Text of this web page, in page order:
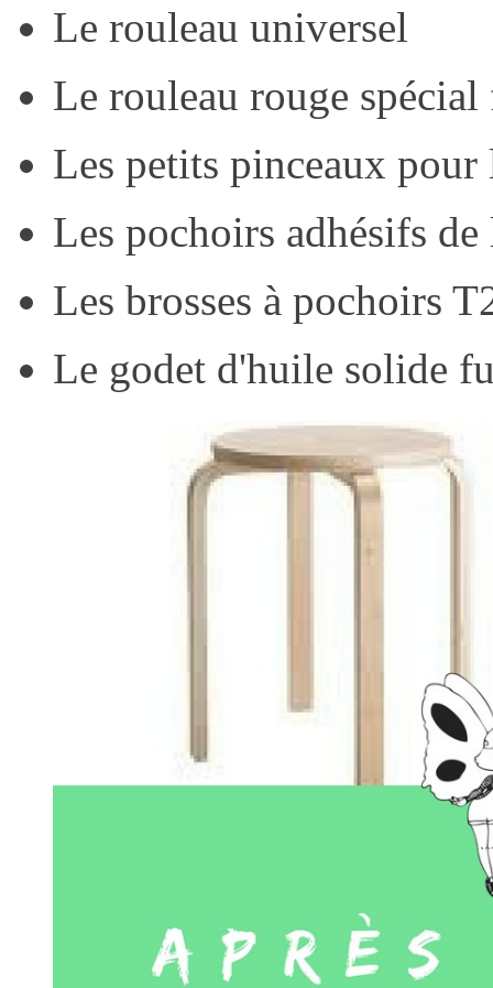
Le rouleau universel
Le rouleau rouge
Les petits pinceaux
Les pochoirs adhésifs
Les brosses à pochoirs
Le godet d'huile solide